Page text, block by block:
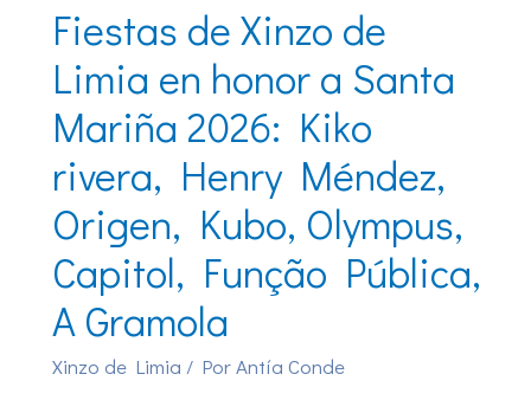
Fiestas de Xinzo de
Limia en honor a Santa
Mariña 2026: Kiko
rivera, Henry Méndez,
Origen, Kubo, Olympus,
Capitol, Função Pública,
A Gramola
Xinzo de Limia / PorAntía Conde